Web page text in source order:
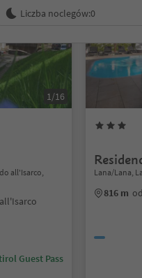
Liczba noclegów:0
1/16
all'Isarco,
Guest Pass
Lana/Lana,
816 m